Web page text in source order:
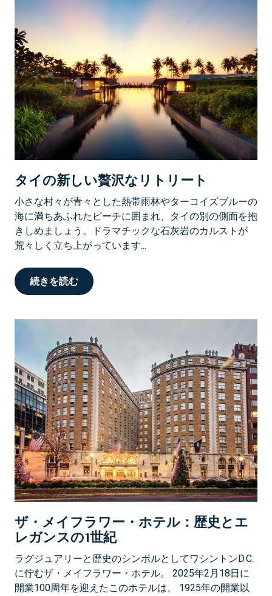
タイの新しい贅沢なリトリート
小さな村々が青々とした熱帯雨林やターコイズブルーの
海に満ちあふれたビーチに囲まれ、タイの別の側面を抱
きしめましょう。ドラマチックな石灰岩のカルストが
荒々しく立ち上がっています...
続きを読む
ザ・メイフラワー・ホテル：歴史とエ
レガンスの1世紀
ラグジュアリーと歴史のシンボルとしてワシントンD.C.
に佇むザ・メイフラワー・ホテル。 2025年2月18日に
開業100周年を迎えたこのホテルは、 1925年の開業以